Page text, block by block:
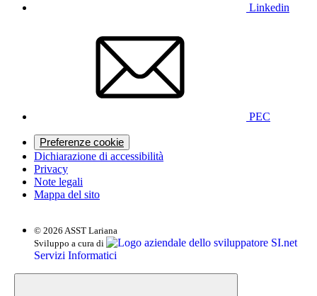
Linkedin
PEC
Preferenze cookie
Dichiarazione di accessibilità
Privacy
Note legali
Mappa del sito
© 2026 ASST Lariana
Sviluppo a cura di
SI.net
Servizi Informatici